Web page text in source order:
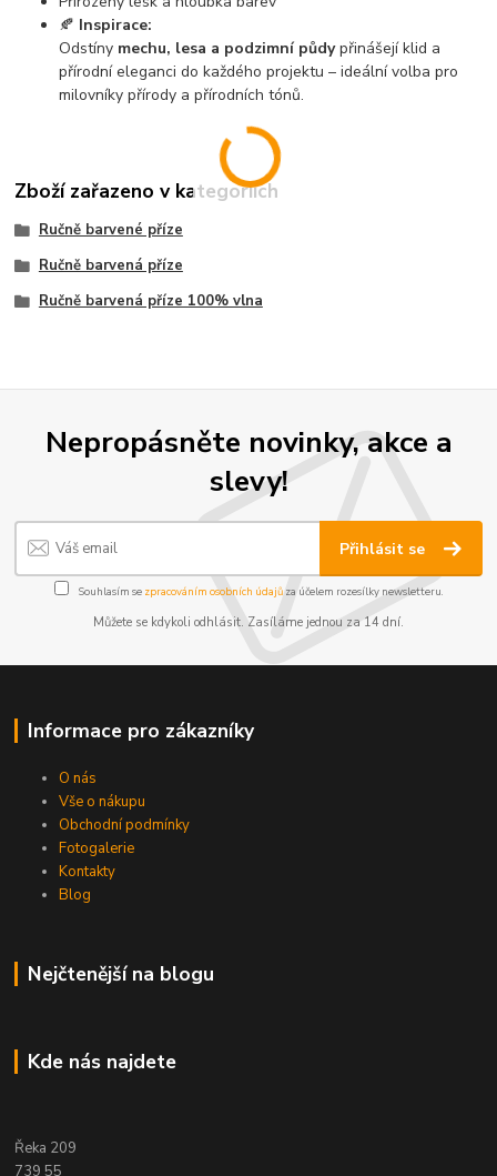
🍂 Inspirace:
Odstíny mechu, lesa a podzimní půdypřinášejí klid a
přírodní eleganci do každého projektu – ideální volba pro
milovníky přírody a přírodních tónů.
Zboží zařazeno v kategoriích
Ručně barvené příze
Ručně barvená příze
Ručně barvená příze 100% vlna
Nepropásněte novinky, akce a
slevy!
Přihlásit se
Souhlasím se zpracováním osobních údajůza účelem rozesílky newsletteru.
Můžete se kdykoli odhlásit. Zasíláme jednou za 14 dní.
Informace pro zákazníky
O nás
Vše o nákupu
Obchodní podmínky
Fotogalerie
Kontakty
Blog
Nejčtenější na blogu
Kde nás najdete
Řeka 209
739 55